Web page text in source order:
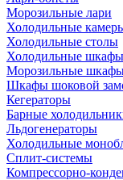
Морозильные лари
Холодильные
Холодильные столы
Холодильные шкафы
Морозильные
Шкафы шоковой
Кегераторы
Барные
Льдогенераторы
Холодильные
Сплит-системы
Компрессорно-